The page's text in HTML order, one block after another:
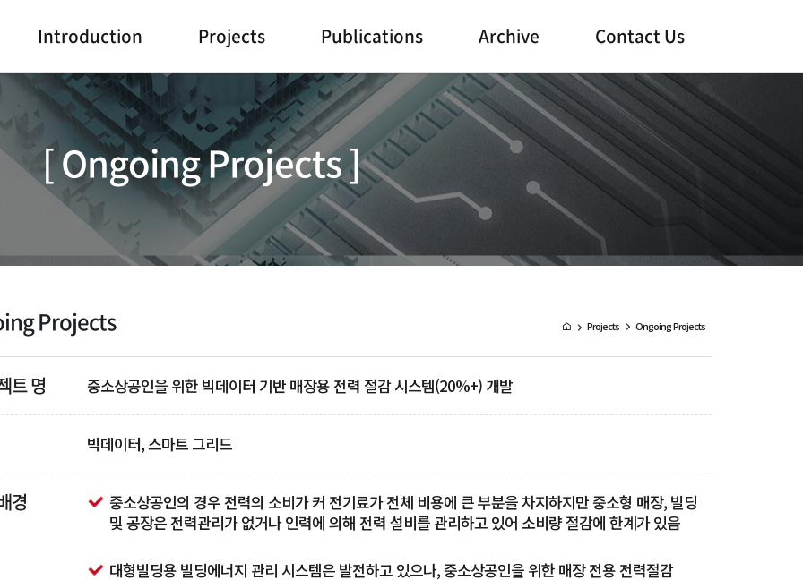
Introduction Projects Publications Archive Contact Us
[ Ongoing Projects ]
Projects Projects Ongoing Projects
트 명 중소상공인을 위한 빅데이터 기반 매장용 전력 절감 시스템(20%+) 개발
빅데이터, 스마트 그리드
경
중소상공인의 경우 전력의 소비가 커 전기료가 전체 비용에 큰 부분을 차지하지만 중소형 매장, 빌딩
및 공장은 전력관리가 없거나 인력에 의해 전력 설비를 관리하고 있어 소비량 절감에 한계가 있음
대형빌딩용 빌딩에너지 관리 시스템은 발전하고 있으나, 중소상공인을 위한 매장 전용 전력절감